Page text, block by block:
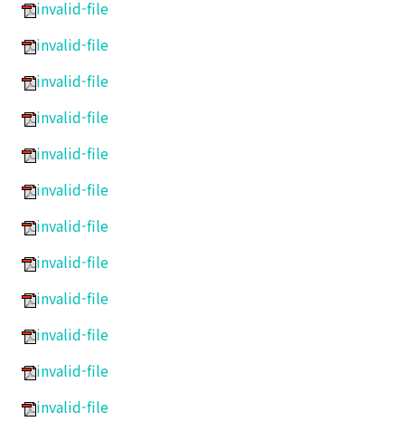
invalid-file
invalid-file
invalid-file
invalid-file
invalid-file
invalid-file
invalid-file
invalid-file
invalid-file
invalid-file
invalid-file
invalid-file